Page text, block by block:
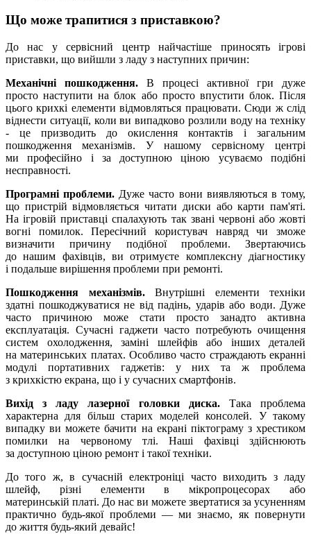
Що може трапитися з приставкою?
До нас у сервісний центр найчастіше приносять ігрові
приставки, що вийшли з ладу з наступних причин:
Механічні пошкодження. В процесі активної гри дуже
просто наступити на блок або просто впустити блок. Після
цього крихкі елементи відмовляться працювати. Сюди ж слід
віднести ситуації, коли ви випадково розлили воду на техніку
- це призводить до окислення контактів і загальним
пошкодження механізмів. У нашому сервісному центрі
ми професійно і за доступною ціною усуваємо подібні
несправності.
Програмні проблеми. Дуже часто вони виявляються в тому,
що пристрій відмовляється читати диски або карти пам'яті.
На ігровій приставці спалахують так звані червоні або жовті
вогні помилок. Пересічний користувач навряд чи зможе
визначити причину подібної проблеми. Звертаючись
до нашим фахівців, ви отримуєте комплексну діагностику
і подальше вирішення проблеми при ремонті.
Пошкодження механізмів.Внутрішні елементи техніки
здатні пошкоджуватися не від падінь, ударів або води. Дуже
часто причиною може стати просто занадто активна
експлуатація. Сучасні гаджети часто потребують очищення
систем охолодження, заміні шлейфів або інших деталей
на материнських платах. Особливо часто страждають екранні
модулі портативних гаджетів: у них та ж проблема
з крихкістю екрана, що і у сучасних смартфонів.
Вихід з ладу лазерної головки диска.Така проблема
характерна для більш старих моделей консолей. У такому
випадку ви можете бачити на екрані піктограму з хрестиком
помилки на червоному тлі. Наші фахівці здійснюють
за доступною ціною ремонт і такої техніки.
До того ж, в сучасній електроніці часто виходить з ладу
шлейф, різні елементи в мікропроцесорах або
материнській платі. До нас ви можете звертатися за усуненням
практично будь-якої проблеми — ми знаємо, як повернути
до життя будь-який девайс!